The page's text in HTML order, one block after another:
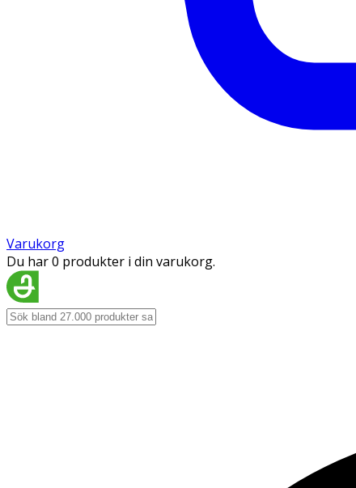
Varukorg
Du har 0 produkter i din varukorg.